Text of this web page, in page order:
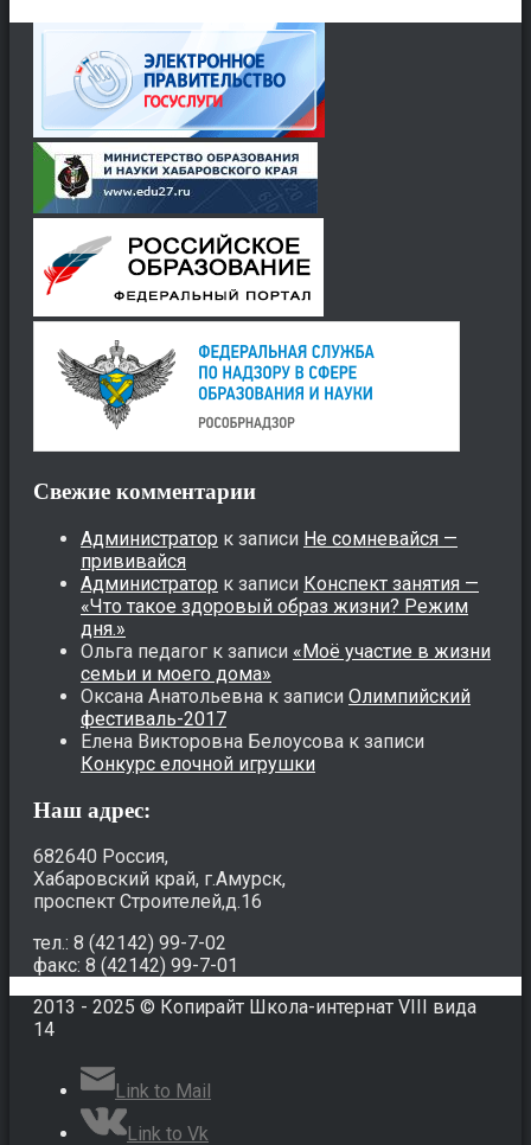
Свежие комментарии
Администратор к записи Не сомневайся —
прививайся
Администратор к записи Конспект занятия —
«Что такое здоровый образ жизни? Режим
дня.»
Ольга педагог к записи «Моё участие в жизни
семьи и моего дома»
Оксана Анатольевна к записи Олимпийский
фестиваль-2017
Елена Викторовна Белоусова к записи
Конкурс елочной игрушки
Наш адрес:
682640 Россия,
Хабаровский край, г.Амурск,
проспект Строителей,д.16
тел.: 8 (42142) 99-7-02
факс: 8 (42142) 99-7-01
2013 - 2025 © Копирайт Школа-интернат VIII вида
14
Link to Mail
Link to Vk